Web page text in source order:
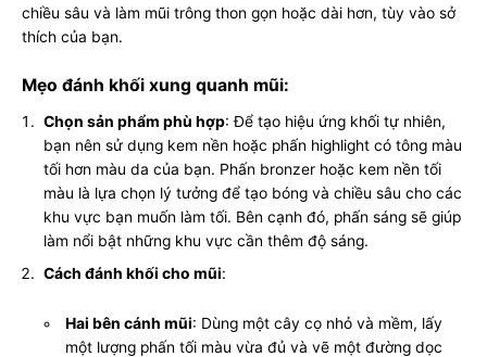
chiều sâu và làm mũi trông thon gọn hoặc dài hơn, tùy vào sở
thích của bạn.
Mẹo đánh khối xung quanh mũi:
Chọn sản phẩm phù hợp: Để tạo hiệu ứng khối tự nhiên,
bạn nên sử dụng kem nền hoặc phấn highlight có tông màu
tối hơn màu da của bạn. Phấn bronzer hoặc kem nền tối
màu là lựa chọn lý tưởng để tạo bóng và chiều sâu cho các
khu vực bạn muốn làm tối. Bên cạnh đó, phấn sáng sẽ giúp
làm nổi bật những khu vực cần thêm độ sáng.
Cách đánh khối cho mũi:
Hai bên cánh mũi: Dùng một cây cọ nhỏ và mềm, lấy
một lượng phấn tối màu vừa đủ và vẽ một đường dọc